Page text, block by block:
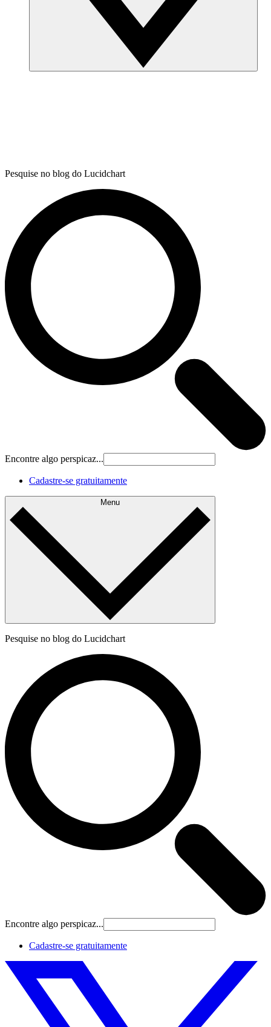
Pesquise no blog do Lucidchart
Encontre algo perspicaz...
Cadastre‐se gratuitamente
Menu
Pesquise no blog do Lucidchart
Encontre algo perspicaz...
Cadastre‐se gratuitamente